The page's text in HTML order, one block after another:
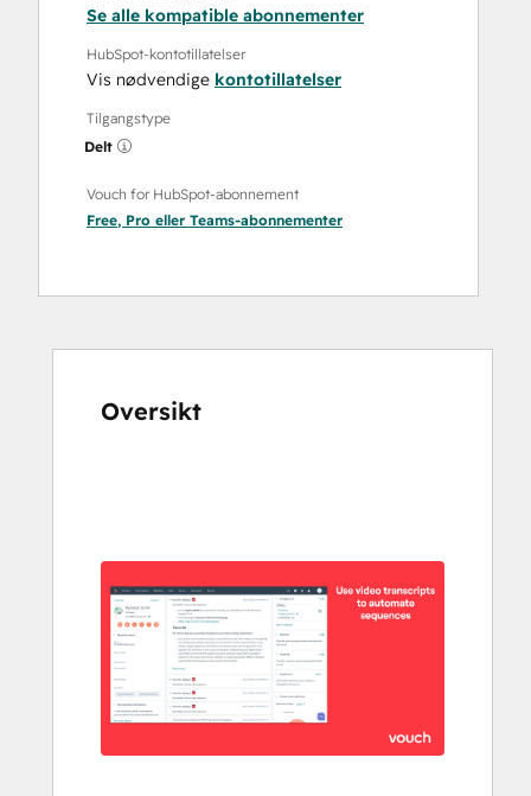
Se alle kompatible abonnementer
HubSpot-kontotillatelser
Vis nødvendige kontotillatelser
Tilgangstype
Delt
Vouch for HubSpot-abonnement
Free, Pro eller Teams-abonnementer
Oversikt
vise
andre
elementer